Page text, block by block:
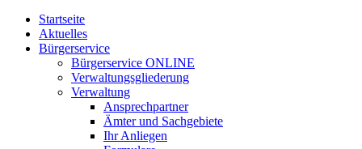
Startseite
Aktuelles
Bürgerservice
Bürgerservice ONLINE
Verwaltungsgliederung
Verwaltung
Ansprechpartner
Ämter und Sachgebiete
Ihr Anliegen